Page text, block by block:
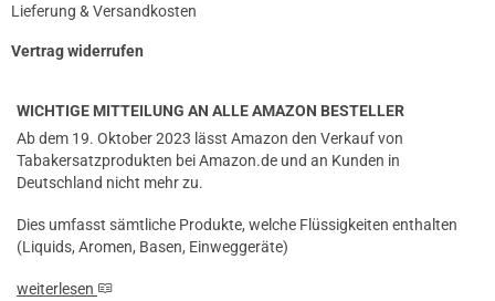
Lieferung & Versandkosten
Vertrag widerrufen
WICHTIGE MITTEILUNG AN ALLE AMAZON BESTELLER
Ab dem 19. Oktober 2023 lässt Amazon den Verkauf von
Tabakersatzprodukten bei Amazon.de und an Kunden in
Deutschland nicht mehr zu.
Dies umfasst sämtliche Produkte, welche Flüssigkeiten enthalten
(Liquids, Aromen, Basen, Einweggeräte)
weiterlesen